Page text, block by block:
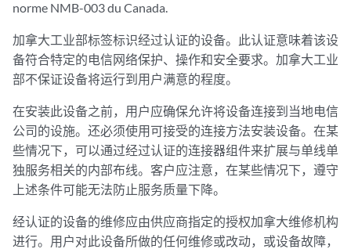
norme NMB-003 du Canada.
加拿大工业部标签标识经过认证的设备。此认证意味着该设
备符合特定的电信网络保护、操作和安全要求。加拿大工业
部不保证设备将运行到用户满意的程度。
在安装此设备之前，用户应确保允许将设备连接到当地电信
公司的设施。还必须使用可接受的连接方法安装设备。在某
些情况下，可以通过经过认证的连接器组件来扩展与单线单
独服务相关的内部布线。客户应注意，在某些情况下，遵守
上述条件可能无法防止服务质量下降。
经认证的设备的维修应由供应商指定的授权加拿大维修机构
进行。用户对此设备所做的任何维修或改动，或设备故障，